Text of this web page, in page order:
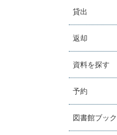
貸出
返却
資料を探す
予約
図書館ブッ